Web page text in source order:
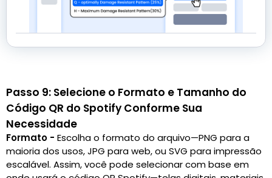
Passo 9: Selecione o Formato e Tamanho do
Código QR do Spotify Conforme Sua
Necessidade
Formato - Escolha o formato do arquivo—PNG para a
maioria dos usos, JPG para web, ou SVG para impressão
escalável. Assim, você pode selecionar com base em